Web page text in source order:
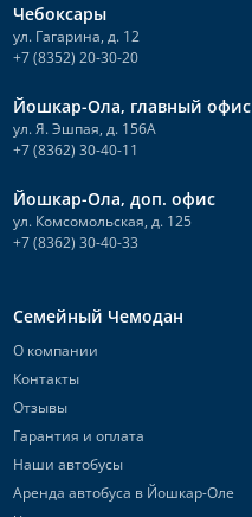
Чебоксары
ул. Гагарина, д. 12
+7 (8352) 20-30-20
Йошкар-Ола, главный офис
ул. Я. Эшпая, д. 156А
+7 (8362) 30-40-11
Йошкар-Ола, доп. офис
ул. Комсомольская, д. 125
+7 (8362) 30-40-33
Семейный Чемодан
О компании
Контакты
Отзывы
Гарантия и оплата
Наши автобусы
Аренда автобуса в Йошкар-Оле